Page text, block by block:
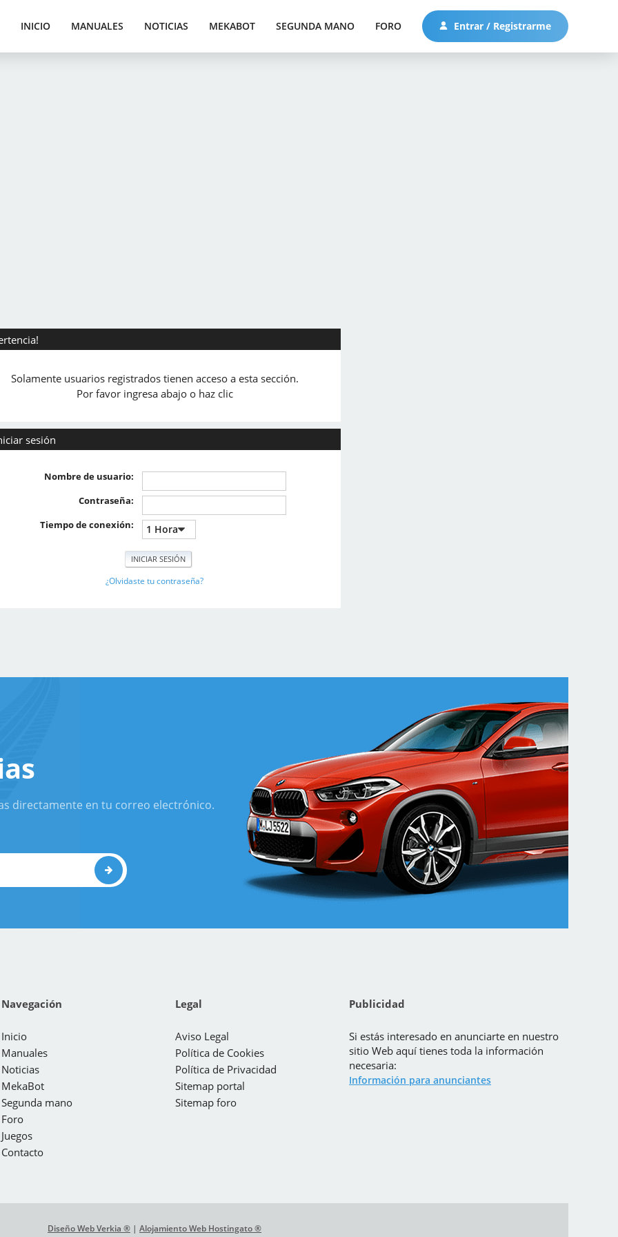
INICIO MANUALES NOTICIAS MEKABOT SEGUNDA MANO FORO Entrar / Registrarme
Solamente usuarios registrados tienen acceso a esta sección.
Por favor ingresa abajo o haz clic
sesión
Nombre de usuario:
Contraseña:
Tiempo de conexión:
¿Olvidaste tu contraseña?
directamente en tu correo electrónico.
Navegación
Inicio
Manuales
Noticias
MekaBot
Segunda mano
Foro
Juegos
Contacto
Legal
Aviso Legal
Política de Cookies
Política de Privacidad
Sitemap portal
Sitemap foro
Publicidad
Si estás interesado en anunciarte en nuestro
sitio Web aquí tienes toda la información
necesaria:
Información para anunciantes
Diseño Web Verkia ® | Alojamiento Web Hostingato ®